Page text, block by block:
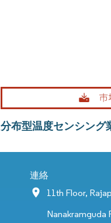
分布型温度センシング
連絡
11th Floor,
Nanakramguda